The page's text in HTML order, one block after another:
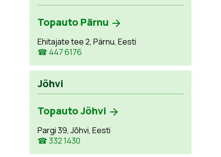
Topauto Pärnu
Ehitajate tee 2, Pärnu, Eesti
☎ 447 6176
Jõhvi
Topauto Jõhvi
Pargi 39, Jõhvi, Eesti
☎ 332 1430